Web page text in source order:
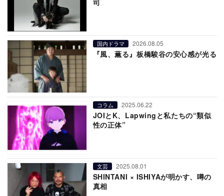
国内ドラマ 2026.08.05
『風、薫る』板橋駿谷の安心感が光る
コラム 2025.06.22
JOIとK、Lapwingと私たちの“類似
性の正体”
文芸 2025.08.01
SHINTANI × ISHIYAが明かす、噂の
真相